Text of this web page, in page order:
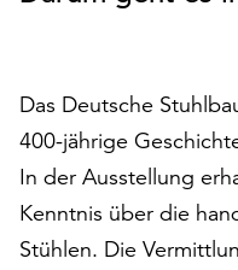
um
alle
Cookies
zu
akzeptieren.
Sie
Das Deutsche
400-jährige
In der Ausstellung
Kenntnis über die
Stühlen. Die